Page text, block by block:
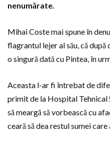
nenumărate.
Mihai Coste mai spune în
flagrantul lejer al său, că
o singură dată cu Pintea, în
Aceasta l-ar fi întrebat de
primit de la Hospital Tehnical
să meargă să vorbească cu
ceară să dea restul sumei